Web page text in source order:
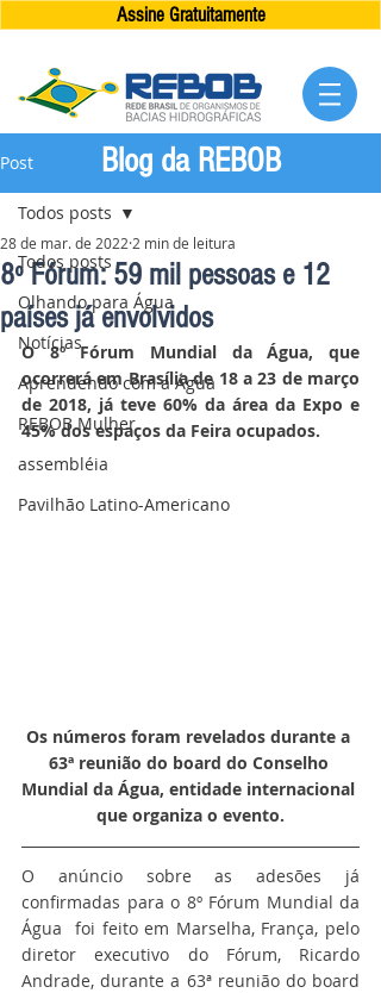
Assine Gratuitamente
Post
Todos posts
Olhando para Água
Notícias
Aprendendo com a Água
REBOB Mulher
assembléia
Pavilhão Latino-Americano
Todos posts
8º Fórum: 59 mil pessoas e 12
países já envolvidos
28 de mar. de 2022 2 min de leitura
O 8º Fórum Mundial da Água, que
ocorrerá em Brasília de 18 a 23 de março
de 2018, já teve 60% da área da Expo e
45% dos espaços da Feira ocupados.
Os números foram revelados durante a
63ª reunião do board do Conselho
Mundial da Água, entidade internacional
que organiza o evento.
O anúncio sobre as adesões já
confirmadas para o 8º Fórum Mundial da
Água  foi feito em Marselha, França, pelo
diretor executivo do Fórum, Ricardo
Andrade, durante a 63ª reunião do board
Blog da REBOB